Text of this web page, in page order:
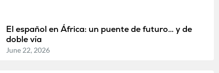
El español en África: un puente de futuro… y de
doble vía
June 22, 2026